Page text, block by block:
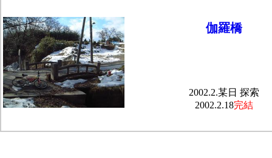
伽羅橋
2002.2.某日 探索
2002.2.18完結